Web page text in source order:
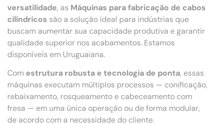
versatilidade, as Máquinas para fabricação de cabos
cilíndricos são a solução ideal para indústrias que
buscam aumentar sua capacidade produtiva e garantir
qualidade superior nos acabamentos. Estamos
disponíveis em Uruguaiana.
Com estrutura robusta e tecnologia de ponta, essas
máquinas executam múltiplos processos — conificação,
rebaixamento, rosqueamento e cabeceamento com
fresa — em uma única operação ou de forma modular,
de acordo com a necessidade do cliente.